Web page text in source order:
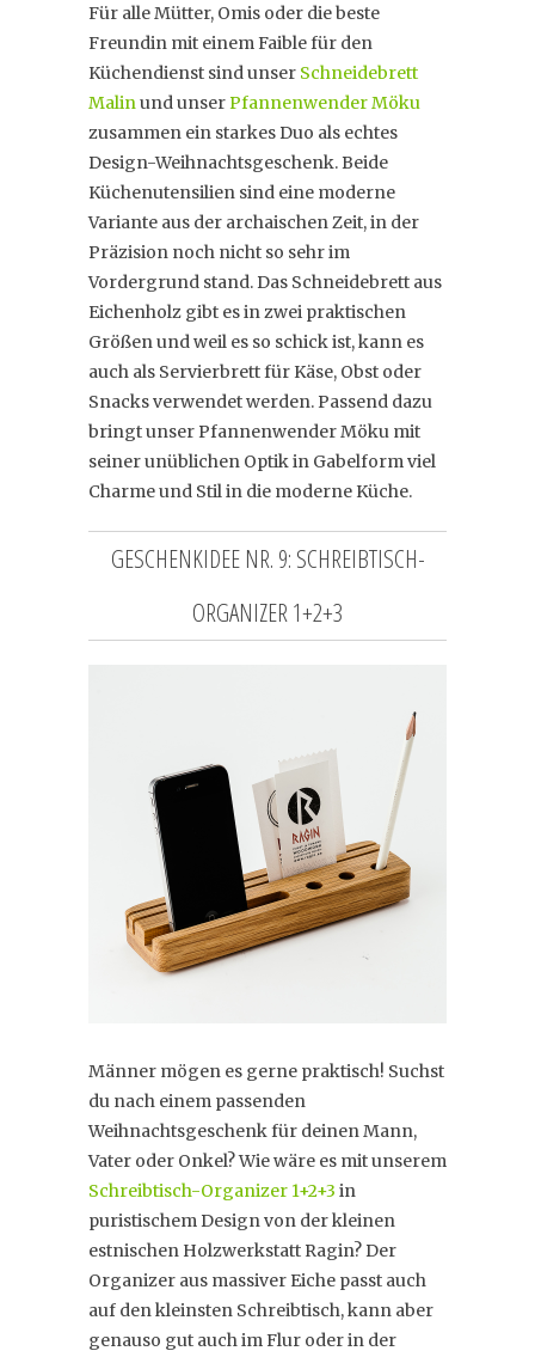
Für alle Mütter, Omis oder die beste
Freundin mit einem Faible für den
Küchendienst sind unser Schneidebrett
Malinund unserPfannenwender Möku
zusammen ein starkes Duo als echtes
Design-Weihnachtsgeschenk. Beide
Küchenutensilien sind eine moderne
Variante aus der archaischen Zeit, in der
Präzision noch nicht so sehr im
Vordergrund stand. Das Schneidebrett aus
Eichenholz gibt es in zwei praktischen
Größen und weil es so schick ist, kann es
auch als Servierbrett für Käse, Obst oder
Snacks verwendet werden. Passend dazu
bringt unser Pfannenwender Möku mit
seiner unüblichen Optik in Gabelform viel
Charme und Stil in die moderne Küche.
GESCHENKIDEE NR. 9: SCHREIBTISCH-
ORGANIZER 1+2+3
Männer mögen es gerne praktisch! Suchst
du nach einem passenden
Weihnachtsgeschenk für deinen Mann,
Vater oder Onkel? Wie wäre es mit unserem
Schreibtisch-Organizer 1+2+3 in
puristischem Design von der kleinen
estnischen Holzwerkstatt Ragin? Der
Organizer aus massiver Eiche passt auch
auf den kleinsten Schreibtisch, kann aber
genauso gut auch im Flur oder in der